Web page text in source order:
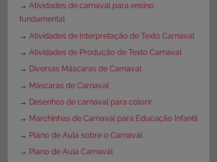
→ Atividades de carnaval para ensino
fundamental
→ Atividades de Interpretação de Texto Carnaval
→ Atividades de Produção de Texto Carnaval
→ Diversas Máscaras de Carnaval
→ Máscaras de Carnaval
→ Desenhos de carnaval para colorir
→ Marchinhas de Carnaval para Educação Infantil
→ Plano de Aula sobre o Carnaval
→ Plano de Aula Carnaval